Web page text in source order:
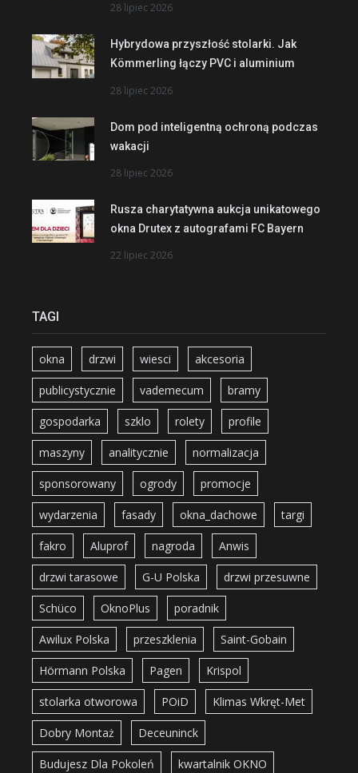
28 lipiec 2026
Hybrydowa przyszłość stolarki. Jak
Kömmerling łączy PVC i aluminium
28 lipiec 2026
Dom pod inteligentną ochroną podczas
wakacji
28 lipiec 2026
Rusza charytatywna aukcja unikatowego
okna Drutex z autografami FC Bayern
22 lipiec 2026
TAGI
okna drzwi wiesci akcesoria
publicystycznie vademecum bramy
gospodarka szklo rolety profile
maszyny analitycznie normalizacja
sponsorowany ogrody promocje
wydarzenia fasady okna_dachowe targi
fakro Aluprof nagroda Anwis
drzwi tarasowe G-U Polska drzwi przesuwne
Schüco OknoPlus poradnik
Awilux Polska przeszklenia Saint-Gobain
Hörmann Polska Pagen Krispol
stolarka otworowa POiD Klimas Wkręt-Met
Dobry Montaż Deceuninck
Budujesz Dla Pokoleń kwartalnik OKNO